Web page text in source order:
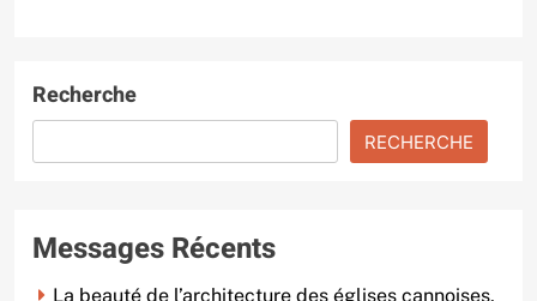
Recherche
RECHERCHE
Messages Récents
La beauté de l’architecture des églises cannoises,